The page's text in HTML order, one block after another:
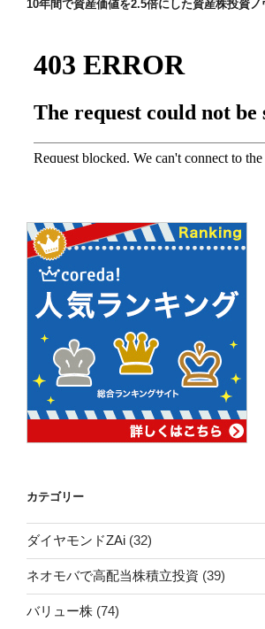
シ
ン
10年間で資産価値を2.5倍にした資産株投資ノ
カテゴリー
ダイヤモンドZAi (32)
ネオモバで高配当株積立投資 (39)
バリュー株 (74)